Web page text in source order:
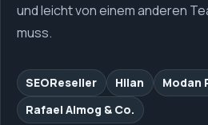
und leicht von einem anderen
muss.
SEOReseller Hilan
Modan
Rafael Almog & Co.